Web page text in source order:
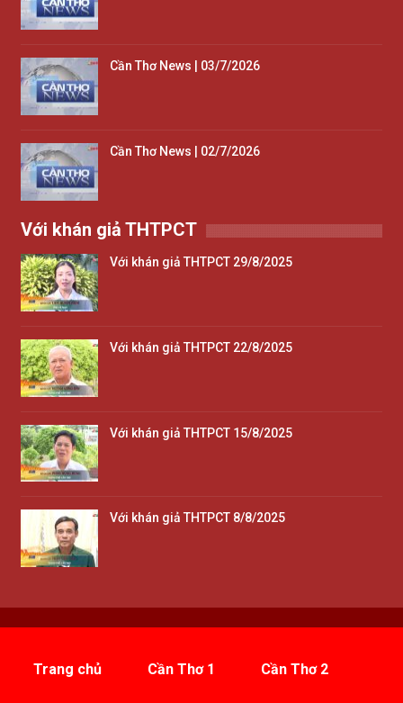
Cần Thơ News | 03/7/2026
Cần Thơ News | 02/7/2026
Với khán giả THTPCT
Với khán giả THTPCT 29/8/2025
Với khán giả THTPCT 22/8/2025
Với khán giả THTPCT 15/8/2025
Với khán giả THTPCT 8/8/2025
Trang chủ Cần Thơ 1 Cần Thơ 2